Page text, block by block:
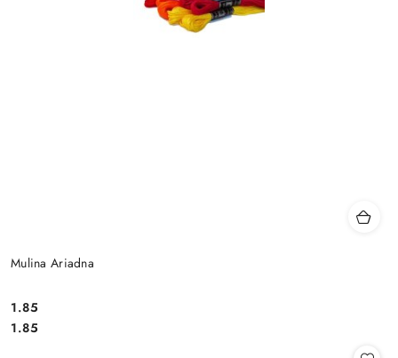
Mulina Ariadna
Cena:
1.85
Cena:
1.85